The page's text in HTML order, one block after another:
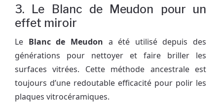
3. Le Blanc de Meudon pour un
effet miroir
Le Blanc de Meudon a été utilisé depuis des
générations pour nettoyer et faire briller les
surfaces vitrées. Cette méthode ancestrale est
toujours d’une redoutable efficacité pour polir les
plaques vitrocéramiques.